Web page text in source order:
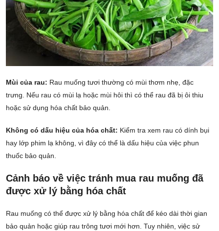
Mùi của rau: Rau muống tươi thường có mùi thơm nhẹ, đặc
trưng. Nếu rau có mùi lạ hoặc mùi hôi thì có thể rau đã bị ôi thiu
hoặc sử dụng hóa chất bảo quản.
Không có dấu hiệu của hóa chất: Kiểm tra xem rau có dính bụi
hay lớp phim lạ không, vì đây có thể là dấu hiệu của việc phun
thuốc bảo quản.
Cảnh báo về việc tránh mua rau muống đã
được xử lý bằng hóa chất
Rau muống có thể được xử lý bằng hóa chất để kéo dài thời gian
bảo quản hoặc giúp rau trông tươi mới hơn. Tuy nhiên, việc sử